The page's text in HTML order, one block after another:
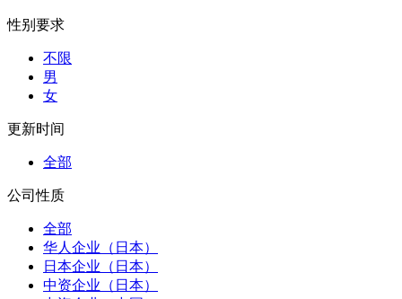
性别要求
不限
男
女
更新时间
全部
公司性质
全部
华人企业（日本）
日本企业（日本）
中资企业（日本）